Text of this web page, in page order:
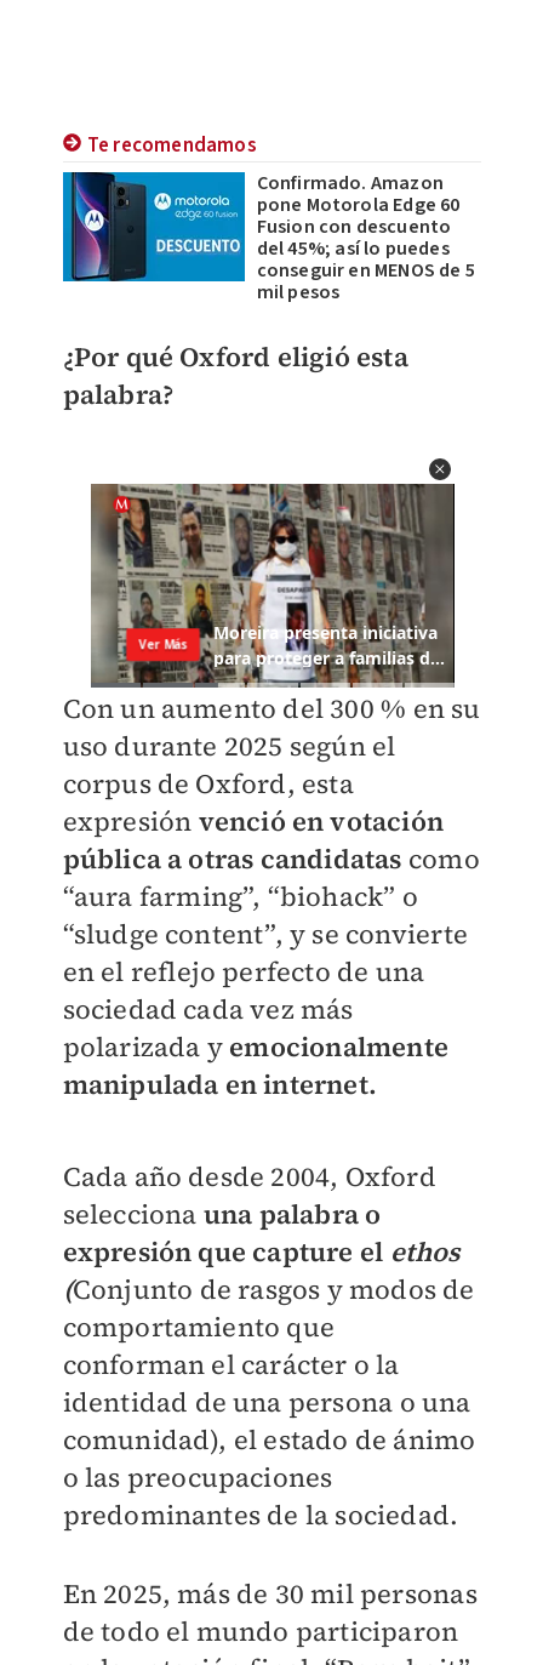
Te recomendamos
Confirmado. Amazon
pone Motorola Edge 60
Fusion con descuento
del 45%; así lo puedes
conseguir en MENOS de 5
mil pesos
¿Por qué Oxford eligió esta
palabra?
Con un aumento del 300 % en su
uso durante 2025 según el
corpus de Oxford, esta
expresión venció en votación
pública a otras candidatas como
“aura farming”, “biohack” o
“sludge content”, y se convierte
en el reflejo perfecto de una
sociedad cada vez más
polarizada y emocionalmente
manipulada en internet.
Cada año desde 2004, Oxford
selecciona una palabra o
expresión que capture el ethos
(Conjunto de rasgos y modos de
comportamiento que
conforman el carácter o la
identidad de una persona o una
comunidad), el estado de ánimo
o las preocupaciones
predominantes de la sociedad.
En 2025, más de 30 mil personas
de todo el mundo participaron